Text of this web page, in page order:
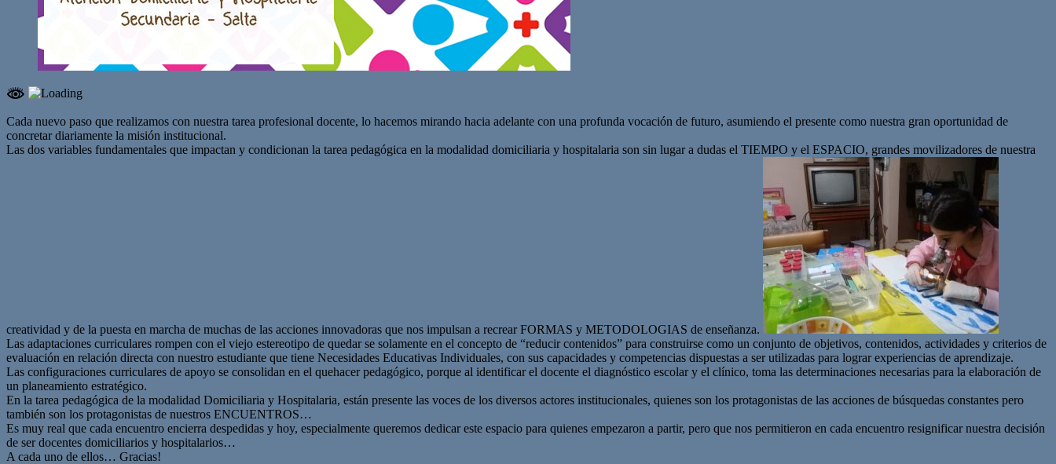
Cada nuevo paso que realizamos con nuestra tarea profesional docente, lo hacemos mirando hacia adelante con una profunda vocación de futuro, asumiendo el presente como nuestra gran oportunidad de
concretar diariamente la misión institucional.
Las dos variables fundamentales que impactan y condicionan la tarea pedagógica en la modalidad domiciliaria y hospitalaria son sin lugar a dudas el TIEMPO y el ESPACIO, grandes movilizadores de nuestra
creatividad y de la puesta en marcha de muchas de las acciones innovadoras que nos impulsan a recrear FORMAS y METODOLOGIAS de enseñanza.
Las adaptaciones curriculares rompen con el viejo estereotipo de quedar se solamente en el concepto de “reducir contenidos” para construirse como un conjunto de objetivos, contenidos, actividades y criterios de
evaluación en relación directa con nuestro estudiante que tiene Necesidades Educativas Individuales, con sus capacidades y competencias dispuestas a ser utilizadas para lograr experiencias de aprendizaje.
Las configuraciones curriculares de apoyo se consolidan en el quehacer pedagógico, porque al identificar el docente el diagnóstico escolar y el clínico, toma las determinaciones necesarias para la elaboración de
un planeamiento estratégico.
En la tarea pedagógica de la modalidad Domiciliaria y Hospitalaria, están presente las voces de los diversos actores institucionales, quienes son los protagonistas de las acciones de búsquedas constantes pero
también son los protagonistas de nuestros ENCUENTROS…
Es muy real que cada encuentro encierra despedidas y hoy, especialmente queremos dedicar este espacio para quienes empezaron a partir, pero que nos permitieron en cada encuentro resignificar nuestra decisión
de ser docentes domiciliarios y hospitalarios…
A cada uno de ellos… Gracias!